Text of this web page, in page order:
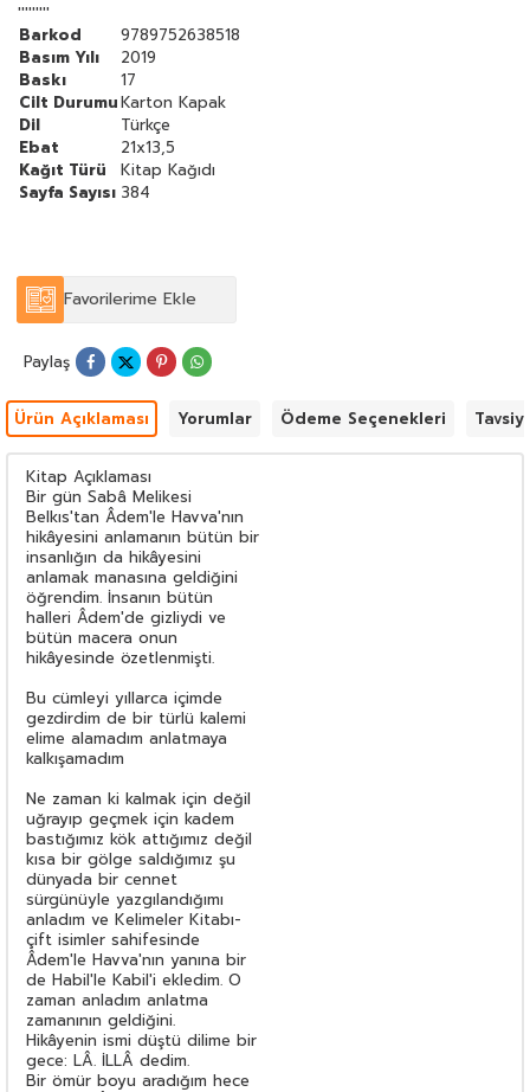
'''''''''
Barkod
9789752638518
Basım Yılı
2019
Baskı
17
Cilt DurumuKarton Kapak
Dil
Türkçe
Ebat
21x13,5
Kağıt Türü
Kitap Kağıdı
Sayfa Sayısı 384
Favorilerime Ekle
Paylaş
Ürün Açıklaması Yorumlar Ödeme Seçenekleri
Kitap Açıklaması
Bir gün Sabâ Melikesi
Belkıs'tan Âdem'le Havva'nın
hikâyesini anlamanın bütün bir
insanlığın da hikâyesini
anlamak manasına geldiğini
öğrendim. İnsanın bütün
halleri Âdem'de gizliydi ve
bütün macera onun
hikâyesinde özetlenmişti.
Bu cümleyi yıllarca içimde
gezdirdim de bir türlü kalemi
elime alamadım anlatmaya
kalkışamadım
Ne zaman ki kalmak için değil
uğrayıp geçmek için kadem
bastığımız kök attığımız değil
kısa bir gölge saldığımız şu
dünyada bir cennet
sürgünüyle yazgılandığımı
anladım ve Kelimeler Kitabı-
çift isimler sahifesinde
Âdem'le Havva'nın yanına bir
de Habil'le Kabil'i ekledim. O
zaman anladım anlatma
zamanının geldiğini.
Hikâyenin ismi düştü dilime bir
gece: LÂ. İLLÂ dedim.
Bir ömür boyu aradığım hece